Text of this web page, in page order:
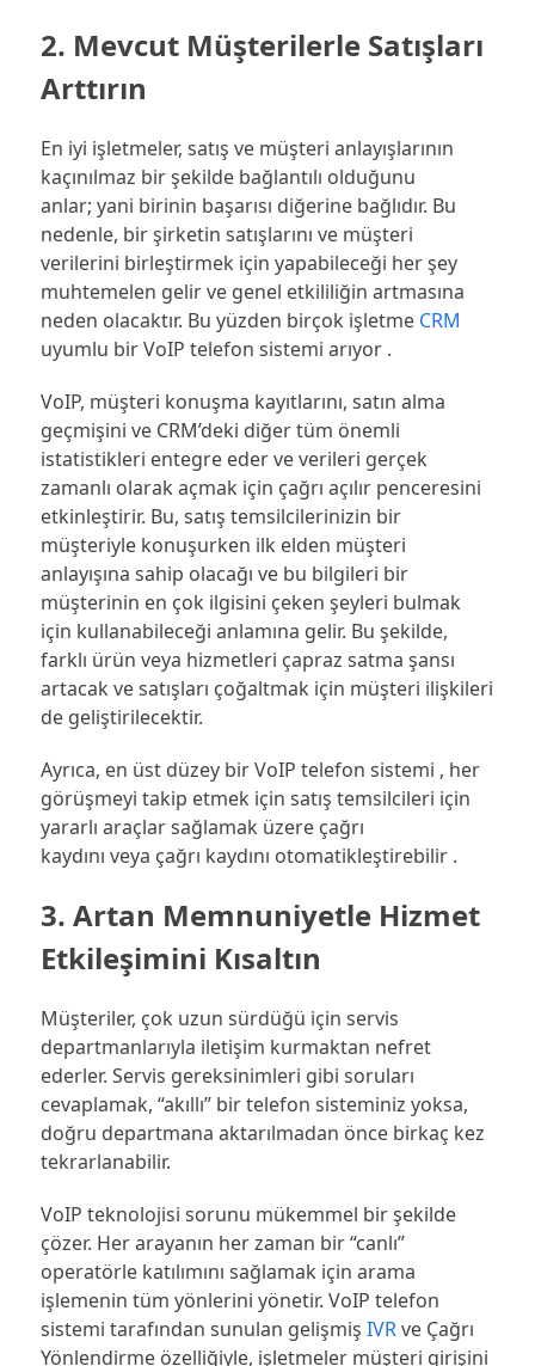
2. Mevcut Müşterilerle Satışları
Arttırın
En iyi işletmeler, satış ve müşteri anlayışlarının
kaçınılmaz bir şekilde bağlantılı olduğunu
anlar; yani birinin başarısı diğerine bağlıdır. Bu
nedenle, bir şirketin satışlarını ve müşteri
verilerini birleştirmek için yapabileceği her şey
muhtemelen gelir ve genel etkililiğin artmasına
neden olacaktır. Bu yüzden birçok işletme CRM
uyumlu bir VoIP telefon sistemi arıyor .
VoIP, müşteri konuşma kayıtlarını, satın alma
geçmişini ve CRM’deki diğer tüm önemli
istatistikleri entegre eder ve verileri gerçek
zamanlı olarak açmak için çağrı açılır penceresini
etkinleştirir. Bu, satış temsilcilerinizin bir
müşteriyle konuşurken ilk elden müşteri
anlayışına sahip olacağı ve bu bilgileri bir
müşterinin en çok ilgisini çeken şeyleri bulmak
için kullanabileceği anlamına gelir. Bu şekilde,
farklı ürün veya hizmetleri çapraz satma şansı
artacak ve satışları çoğaltmak için müşteri ilişkileri
de geliştirilecektir.
Ayrıca, en üst düzey bir VoIP telefon sistemi , her
görüşmeyi takip etmek için satış temsilcileri için
yararlı araçlar sağlamak üzere çağrı
kaydını veya çağrı kaydını otomatikleştirebilir .
3. Artan Memnuniyetle Hizmet
Etkileşimini Kısaltın
Müşteriler, çok uzun sürdüğü için servis
departmanlarıyla iletişim kurmaktan nefret
ederler. Servis gereksinimleri gibi soruları
cevaplamak, “akıllı” bir telefon sisteminiz yoksa,
doğru departmana aktarılmadan önce birkaç kez
tekrarlanabilir.
VoIP teknolojisi sorunu mükemmel bir şekilde
çözer. Her arayanın her zaman bir “canlı”
operatörle katılımını sağlamak için arama
işlemenin tüm yönlerini yönetir. VoIP telefon
sistemi tarafından sunulan gelişmiş IVRve Çağrı
Yönlendirme özelliğiyle, işletmeler müşteri girişini